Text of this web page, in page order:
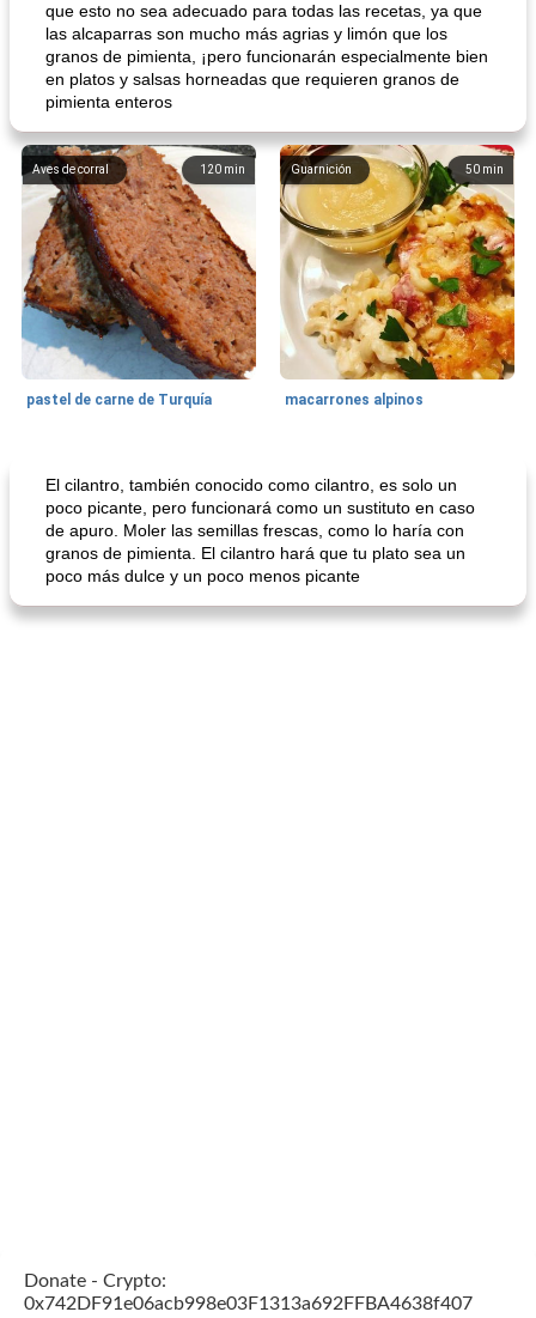
que esto no sea adecuado para todas las recetas, ya que
las alcaparras son mucho más agrias y limón que los
granos de pimienta, ¡pero funcionarán especialmente bien
en platos y salsas horneadas que requieren granos de
pimienta enteros
120 min
Aves de corral
pastel de carne de Turquía
50 min
Guarnición
macarrones alpinos
El cilantro, también conocido como cilantro, es solo un
poco picante, pero funcionará como un sustituto en caso
de apuro. Moler las semillas frescas, como lo haría con
granos de pimienta. El cilantro hará que tu plato sea un
poco más dulce y un poco menos picante
Donate - Crypto:
0x742DF91e06acb998e03F1313a692FFBA4638f407